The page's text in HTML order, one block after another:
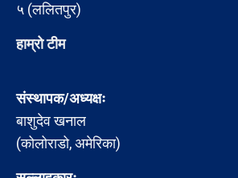
५ (ललितपुर)
हाम्रो टीम
संस्थापक/अध्यक्षः
बाशुदेव खनाल
(कोलोराडो, अमेरिका)